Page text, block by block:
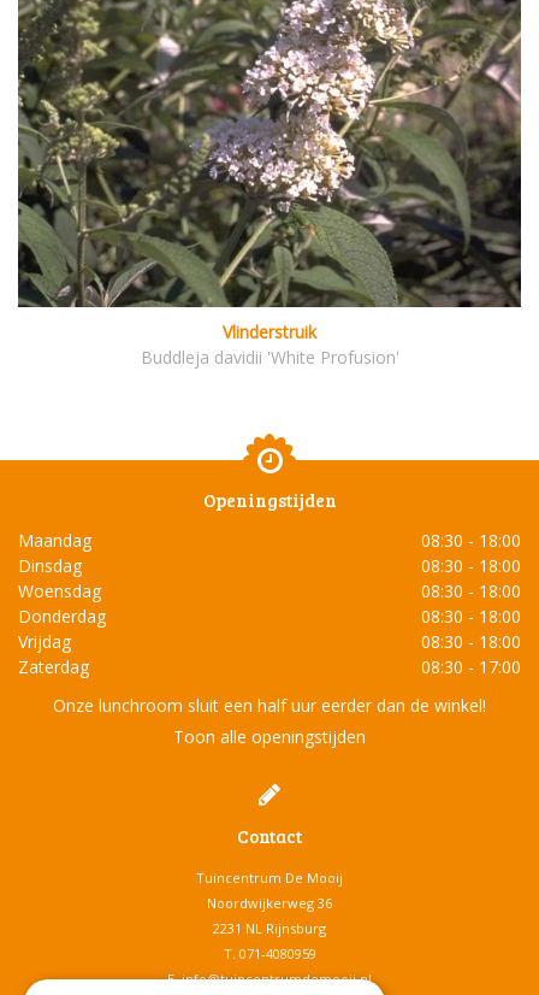
Vlinderstruik
Buddleja davidii 'White Profusion'
Openingstijden
Maandag
08:30 - 18:00
Dinsdag
08:30 - 18:00
Woensdag
08:30 - 18:00
Donderdag
08:30 - 18:00
Vrijdag
08:30 - 18:00
Zaterdag
08:30 - 17:00
Onze lunchroom sluit een half uur eerder dan de winkel!
Toon alle openingstijden
Contact
Tuincentrum De Mooij
Noordwijkerweg 36
2231 NL Rijnsburg
T. 071-4080959
E.info@tuincentrumdemooij.nl